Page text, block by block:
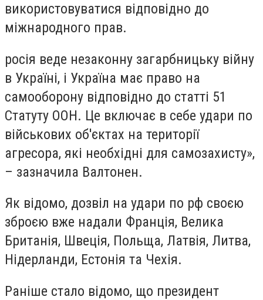
використовуватися відповідно до
міжнародного прав.
росія веде незаконну загарбницьку війну
в Україні, і Україна має право на
самооборону відповідно до статті 51
Статуту ООН. Це включає в себе удари по
військових об'єктах на території
агресора, які необхідні для самозахисту»,
– зазначила Валтонен.
Як відомо, дозвіл на удари по рф своєю
зброєю вже надали Франція, Велика
Британія, Швеція, Польща, Латвія, Литва,
Нідерланди, Естонія та Чехія.
Раніше стало відомо, що президент